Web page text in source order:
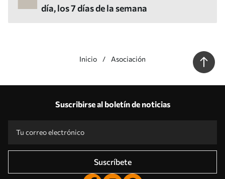
día, los 7 días de la semana
Inicio Asociación
Suscribirse al boletín de noticias
Suscríbete